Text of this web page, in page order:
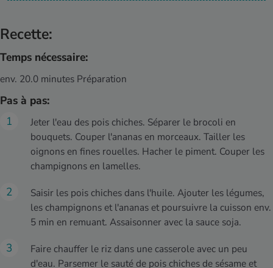
Recette:
Temps nécessaire:
env. 20.0 minutes Préparation
Pas à pas:
Jeter l'eau des pois chiches. Séparer le brocoli en
bouquets. Couper l'ananas en morceaux. Tailler les
oignons en fines rouelles. Hacher le piment. Couper les
champignons en lamelles.
Saisir les pois chiches dans l'huile. Ajouter les légumes,
les champignons et l'ananas et poursuivre la cuisson env.
5 min en remuant. Assaisonner avec la sauce soja.
Faire chauffer le riz dans une casserole avec un peu
d'eau. Parsemer le sauté de pois chiches de sésame et